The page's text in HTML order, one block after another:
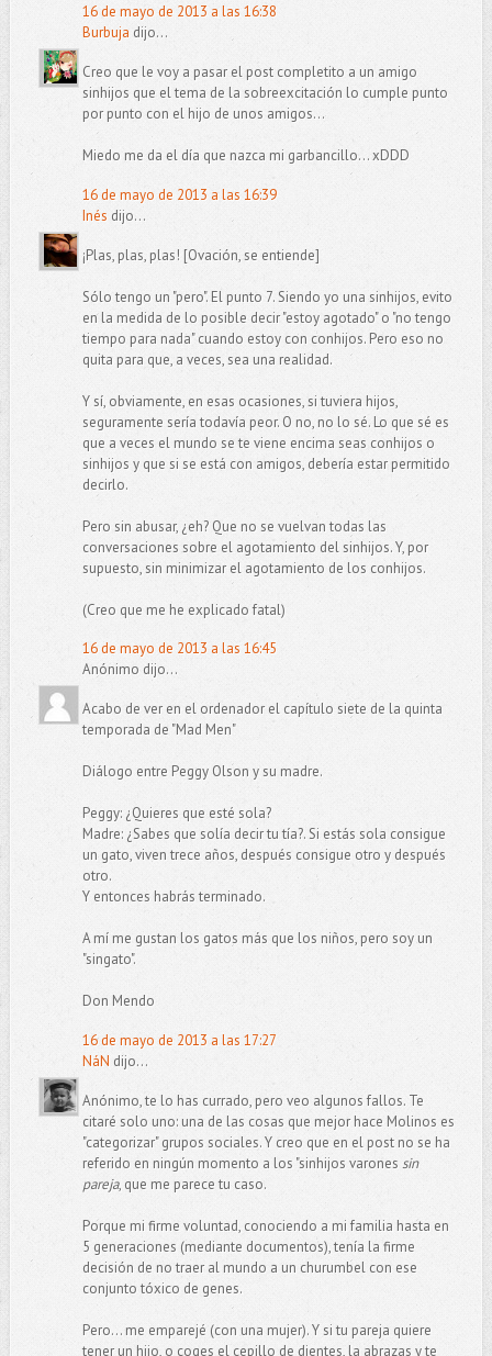
16 de mayo de 2013 a las 16:38
Burbuja dijo...
Creo que le voy a pasar el post completito a un amigo
sinhijos que el tema de la sobreexcitación lo cumple punto
por punto con el hijo de unos amigos...
Miedo me da el día que nazca mi garbancillo... xDDD
16 de mayo de 2013 a las 16:39
Inés dijo...
¡Plas, plas, plas! [Ovación, se entiende]
Sólo tengo un "pero". El punto 7. Siendo yo una sinhijos, evito
en la medida de lo posible decir "estoy agotado" o "no tengo
tiempo para nada" cuando estoy con conhijos. Pero eso no
quita para que, a veces, sea una realidad.
Y sí, obviamente, en esas ocasiones, si tuviera hijos,
seguramente sería todavía peor. O no, no lo sé. Lo que sé es
que a veces el mundo se te viene encima seas conhijos o
sinhijos y que si se está con amigos, debería estar permitido
decirlo.
Pero sin abusar, ¿eh? Que no se vuelvan todas las
conversaciones sobre el agotamiento del sinhijos. Y, por
supuesto, sin minimizar el agotamiento de los conhijos.
(Creo que me he explicado fatal)
16 de mayo de 2013 a las 16:45
Anónimo dijo...
Acabo de ver en el ordenador el capítulo siete de la quinta
temporada de "Mad Men"
Diálogo entre Peggy Olson y su madre.
Peggy: ¿Quieres que esté sola?
Madre: ¿Sabes que solía decir tu tía?. Si estás sola consigue
un gato, viven trece años, después consigue otro y después
otro.
Y entonces habrás terminado.
A mí me gustan los gatos más que los niños, pero soy un
"singato".
Don Mendo
16 de mayo de 2013 a las 17:27
NáN dijo...
Anónimo, te lo has currado, pero veo algunos fallos. Te
citaré solo uno: una de las cosas que mejor hace Molinos es
"categorizar" grupos sociales. Y creo que en el post no se ha
referido en ningún momento a los "sinhijos varones sin
pareja, que me parece tu caso.
Porque mi firme voluntad, conociendo a mi familia hasta en
5 generaciones (mediante documentos), tenía la firme
decisión de no traer al mundo a un churumbel con ese
conjunto tóxico de genes.
Pero... me emparejé (con una mujer). Y si tu pareja quiere
tener un hijo, o coges el cepillo de dientes, la abrazas y te